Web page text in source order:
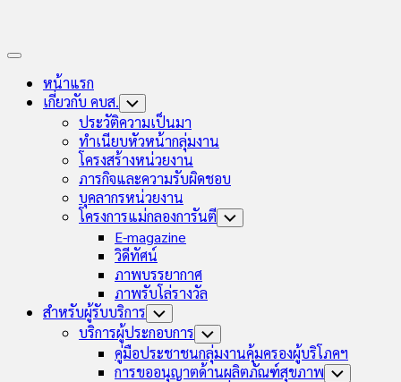
Expand
หน้าแรก
เกี่ยวกับ คบส. Toggle
Child
Menu
ประวัติความเป็นมา
ทำเนียบหัวหน้ากลุ่มงาน
โครงสร้างหน่วยงาน
ภารกิจและความรับผิดชอบ
บุคลากรหน่วยงาน
โครงการแม่กลองการันตี Toggle
E-magazine
วิดีทัศน์
ภาพบรรยากาศ
ภาพรับโล่รางวัล
สำหรับผู้รับบริการ Toggle
Child
Menu
บริการผู้ประกอบการ Toggle
Child
Menu
คู่มือประชาชนกลุ่มงานคุ้มครองผู้บริโภคฯ
การขออนุญาตด้านผลิตภัณฑ์สุขภาพ Toggle